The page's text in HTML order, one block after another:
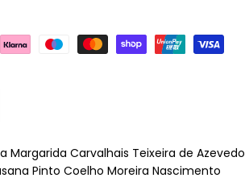
Margarida Carvalhais Teixeira de Azevedo
Pinto Coelho Moreira Nascimento